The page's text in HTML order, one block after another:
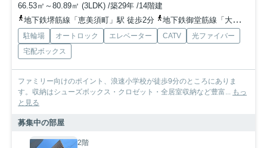
66.53㎡～80.89㎡ (3LDK) /築29年 /14階建
地下鉄堺筋線「恵美須町」駅 徒歩2分
地下鉄御堂筋線「大国町」駅 徒歩12分
駐輪場 オートロック エレベーター CATV
光ファイバー
宅配ボックス
ファミリー向けのポイント、浪速小学校が徒歩9分のところにありま
す。収納はシューズボックス・クロゼット・全居室収納など豊富...
もっ
と見る
募集中の部屋
2階